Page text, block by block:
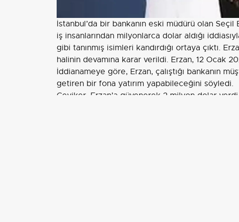
İstanbul’da bir bankanın eski müdürü olan
iş insanlarından milyonlarca dolar aldığı
gibi tanınmış isimleri kandırdığı ortaya çıktı.
halinin devamına karar verildi. Erzan, 12 Ocak
İddianameye göre, Erzan, çalıştığı bankanın
getiren bir fona yatırım yapabileceğini söyledi.
Çeviker, Erzan’a güvenerek 2 milyon dolar